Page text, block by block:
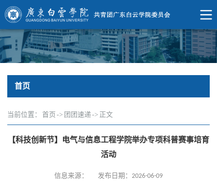
首页
当前位置： 首页 -> 团团速递 -> 正文
【科技创新节】电气与信息工程学院举办专项科普赛事培育
活动
信息来源： 发布日期：2026-06-09